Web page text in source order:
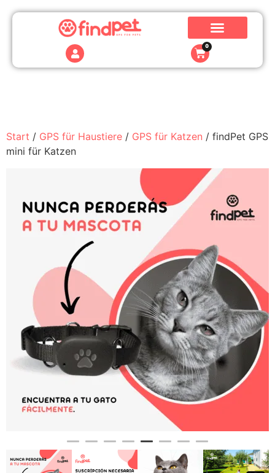
0
Start / GPS für Haustiere / GPS für Katzen / findPet GPS
mini für Katzen